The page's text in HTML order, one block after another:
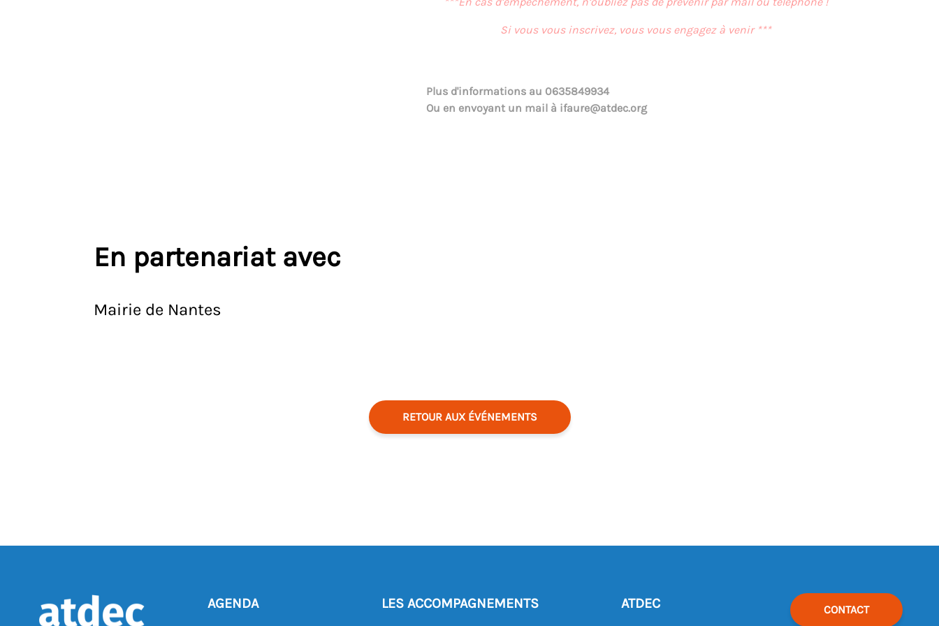
Si vous vous inscrivez, vous vous engagez à venir ***
Plus d'informations au 0635849934
Ou en envoyant un mail à ifaure@atdec.org
En partenariat avec
Mairie de Nantes
RETOUR AUX ÉVÉNEMENTS
AGENDA LES ACCOMPAGNEMENTS ATDEC CONTACT